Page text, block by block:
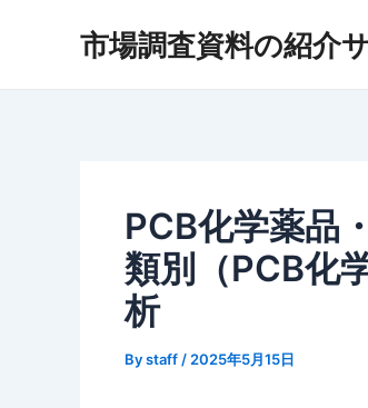
市場調査資料の紹介
PCB化学薬品
類別（PCB化
析
Bystaff / 2025年5月15日